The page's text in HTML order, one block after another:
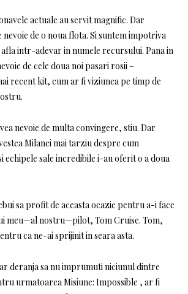
actuale au servit magnific. Dar
de o noua flota. Si suntem impotriva
intr-adevar in numele recursului. Pana in
de cele doua noi pasari rosii –
recent kit, cum ar fi viziunea pe timp de
nevoie de multa convingere, stiu. Dar
Milanei mai tarziu despre cum
echipele sale incredibile i-au oferit o a doua
sa profit de aceasta ocazie pentru a-i face
meu—al nostru—pilot, Tom Cruise. Tom,
ca ne-ai sprijinit in seara asta.
deranja sa nu imprumuti niciunul dintre
urmatoarea Misiune: Impossible , ar fi